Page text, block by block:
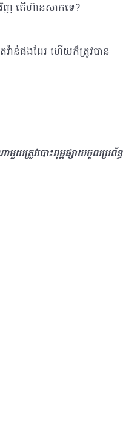
វិញ តើហ៊ានសាកទេ?
ាន់ផងដែរ ហើយក៏ត្រូវបាន
យត្រូវបោះពុម្ពផ្សាយចូលប្រព័ន្ធ